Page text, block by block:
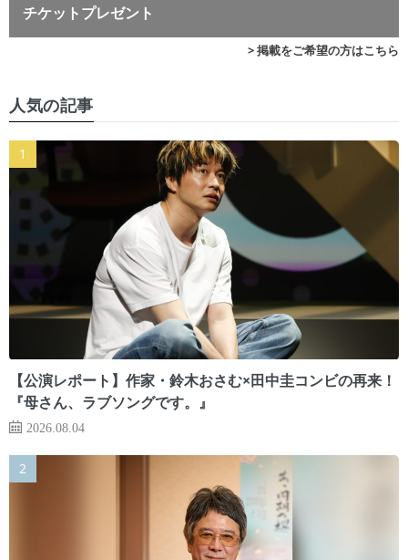
チケットプレゼント
> 掲載をご希望の方はこちら
人気の記事
【公演レポート】作家・鈴木おさむ×田中圭コンビの再来！
『母さん、ラブソングです。』
2026.08.04